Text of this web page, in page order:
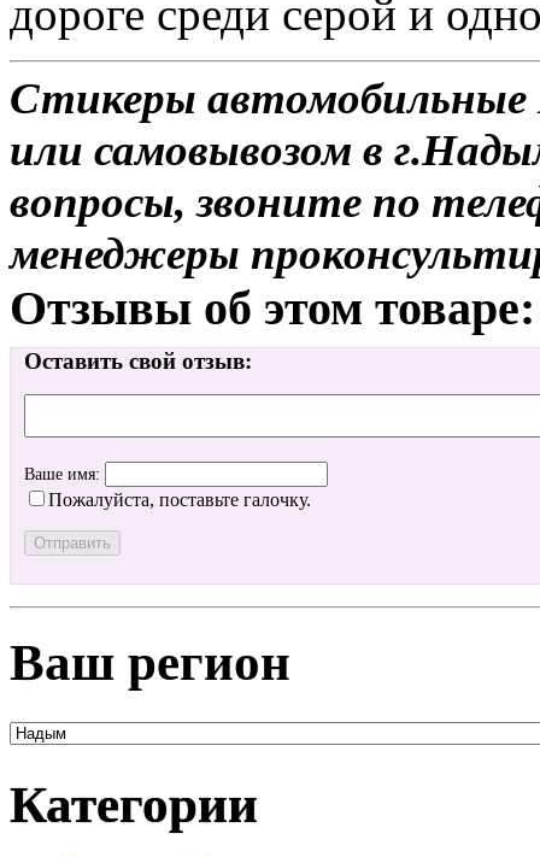
дороге среди серой и
Стикеры автомобильные
или самовывозом в
вопросы, звоните по
менеджеры
Отзывы об этом товаре:
Оставить свой отзыв:
Ваше имя:
Пожалуйста, поставьте галочку.
Ваш регион
Категории